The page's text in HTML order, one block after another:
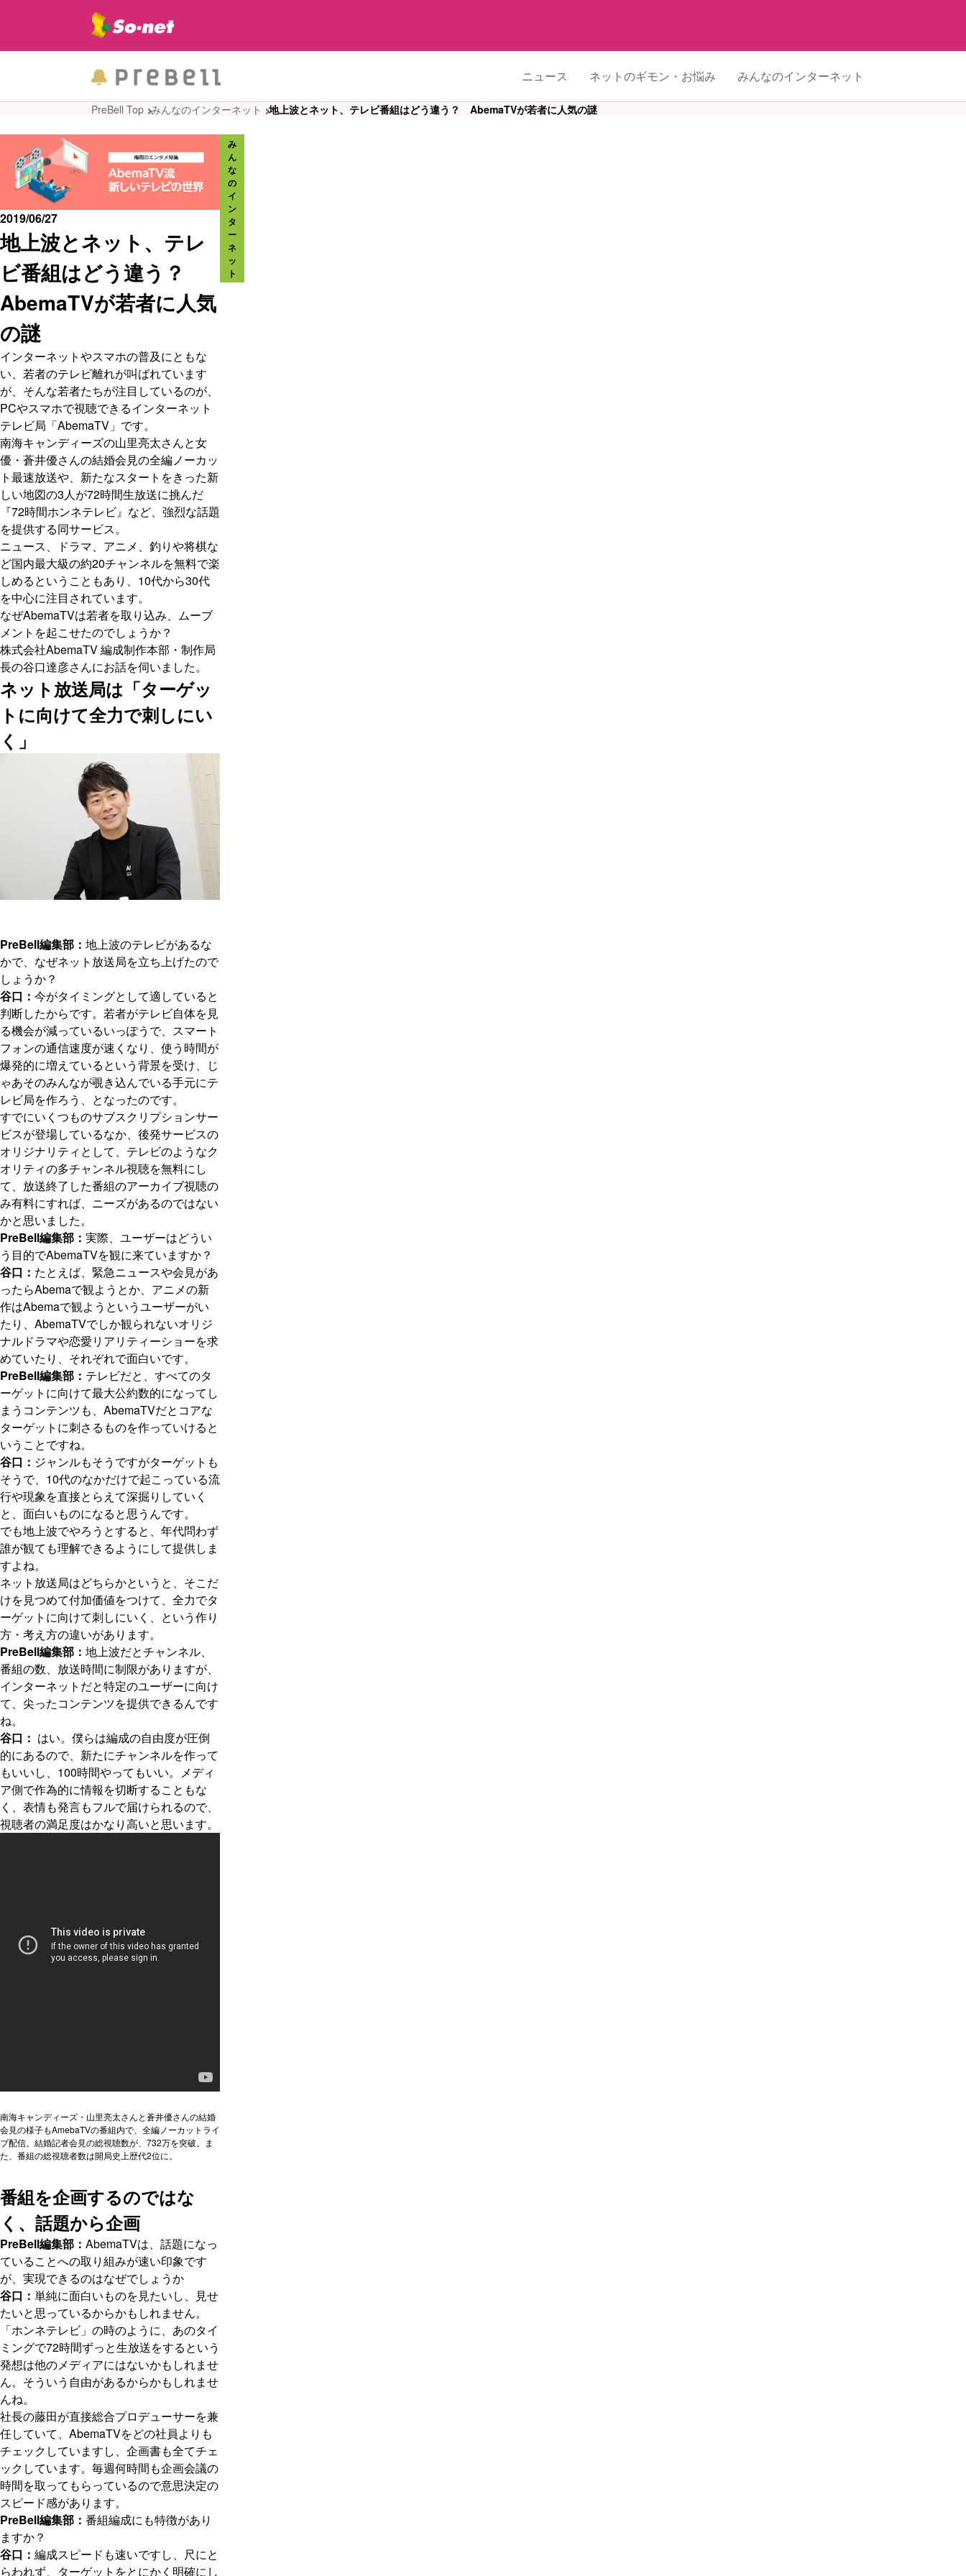
ニュース ネットのギモン・お悩み みんなのインターネット
PreBell Top みんなのインターネット 地上波とネット、テレビ番組はどう違う？ AbemaTVが若者に人気の謎
み
ん
な
の
イ
ン
タ
ー
ネ
ッ
ト
地上波とネット、テレ
ビ番組はどう違う？
AbemaTVが若者に人気
の謎
2019/06/27
インターネットやスマホの普及にともな
い、若者のテレビ離れが叫ばれています
が、そんな若者たちが注目しているのが、
PCやスマホで視聴できるインターネット
テレビ局「AbemaTV」です。
南海キャンディーズの山里亮太さんと女
優・蒼井優さんの結婚会見の全編ノーカッ
ト最速放送や、新たなスタートをきった新
しい地図の3人が72時間生放送に挑んだ
『72時間ホンネテレビ』など、強烈な話題
を提供する同サービス。
ニュース、ドラマ、アニメ、釣りや将棋な
ど国内最大級の約20チャンネルを無料で楽
しめるということもあり、10代から30代
を中心に注目されています。
なぜAbemaTVは若者を取り込み、ムーブ
メントを起こせたのでしょうか？
株式会社AbemaTV 編成制作本部・制作局
長の谷口達彦さんにお話を伺いました。
ネット放送局は「ターゲッ
トに向けて全力で刺しにい
く」
PreBell編集部： 地上波のテレビがあるな
かで、なぜネット放送局を立ち上げたので
しょうか？
谷口： 今がタイミングとして適していると
判断したからです。若者がテレビ自体を見
る機会が減っているいっぽうで、スマート
フォンの通信速度が速くなり、使う時間が
爆発的に増えているという背景を受け、じ
ゃあそのみんなが覗き込んでいる手元にテ
レビ局を作ろう、となったのです。
すでにいくつものサブスクリプションサー
ビスが登場しているなか、後発サービスの
オリジナリティとして、テレビのようなク
オリティの多チャンネル視聴を無料にし
て、放送終了した番組のアーカイブ視聴の
み有料にすれば、ニーズがあるのではない
かと思いました。
PreBell編集部： 実際、ユーザーはどうい
う目的でAbemaTVを観に来ていますか？
谷口： たとえば、緊急ニュースや会見があ
ったらAbemaで観ようとか、アニメの新
作はAbemaで観ようというユーザーがい
たり、AbemaTVでしか観られないオリジ
ナルドラマや恋愛リアリティーショーを求
めていたり、それぞれで面白いです。
PreBell編集部： テレビだと、すべてのタ
ーゲットに向けて最大公約数的になってし
まうコンテンツも、AbemaTVだとコアな
ターゲットに刺さるものを作っていけると
いうことですね。
谷口： ジャンルもそうですがターゲットも
そうで、10代のなかだけで起こっている流
行や現象を直接とらえて深掘りしていく
と、面白いものになると思うんです。
でも地上波でやろうとすると、年代問わず
誰が観ても理解できるようにして提供しま
すよね。
ネット放送局はどちらかというと、そこだ
けを見つめて付加価値をつけて、全力でタ
ーゲットに向けて刺しにいく、という作り
方・考え方の違いがあります。
PreBell編集部： 地上波だとチャンネル、
番組の数、放送時間に制限がありますが、
インターネットだと特定のユーザーに向け
て、尖ったコンテンツを提供できるんです
ね。
谷口： はい。僕らは編成の自由度が圧倒
的にあるので、新たにチャンネルを作って
もいいし、100時間やってもいい。メディ
ア側で作為的に情報を切断することもな
く、表情も発言もフルで届けられるので、
視聴者の満足度はかなり高いと思います。
南海キャンディーズ・山里亮太さんと蒼井優さんの結婚
会見の様子もAmebaTVの番組内で、全編ノーカットライ
ブ配信。結婚記者会見の総視聴数が、732万を突破。ま
た、番組の総視聴者数は開局史上歴代2位に。
番組を企画するのではな
く、話題から企画
PreBell編集部： AbemaTVは、話題になっ
ていることへの取り組みが速い印象です
が、実現できるのはなぜでしょうか
谷口： 単純に面白いものを見たいし、見せ
たいと思っているからかもしれません。
「ホンネテレビ」の時のように、あのタイ
ミングで72時間ずっと生放送をするという
発想は他のメディアにはないかもしれませ
ん。そういう自由があるからかもしれませ
んね。
社長の藤田が直接総合プロデューサーを兼
任していて、AbemaTVをどの社員よりも
チェックしていますし、企画書も全てチェ
ックしています。毎週何時間も企画会議の
時間を取ってもらっているので意思決定の
スピード感があります。
PreBell編集部： 番組編成にも特徴があり
ますか？
谷口： 編成スピードも速いですし、尺にと
らわれず、ターゲットをとにかく明確にし